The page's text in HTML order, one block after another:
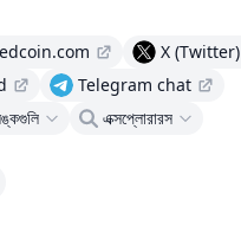
X (Twitter)
Telegram chat
এক্সপ্লোরারস